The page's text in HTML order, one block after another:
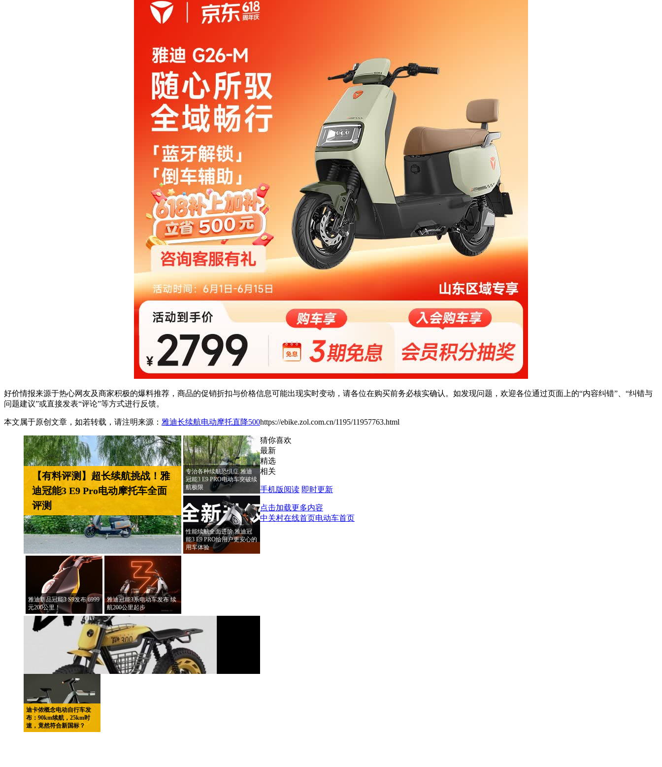
好价情报来源于热心网友及商家积极的爆料推荐，商品的促销折扣与价格信息可能出现实时变动，请各位在购买前务必核实确认。如发现问题，欢迎各位通过页面上的“内容纠错”、“纠错与
问题建议”或直接发表“评论”等方式进行反馈。
本文属于原创文章，如若转载，请注明来源： 雅迪长续航电动摩托直降500https://ebike.zol.com.cn/1195/11957763.html
【有料评测】超长续航挑战！雅
迪冠能3 E9 Pro电动摩托车全面
评测
专治各种续航恐惧症 雅迪
冠能3 E9 PRO电动车突破续
航极限
性能续航全面进阶 雅迪冠
能3 E9 PRO给用户更安心的
用车体验
雅迪新品冠能3 S9发布 6999
元200公里！
雅迪冠能3系电动车发布 续
航200公里起步
迪卡侬概念电动自行车发
布：90km续航，25km时
速，竟然符合新国标？
猜你喜欢
最新
精选
相关
手机版阅读 即时更新
点击加载更多内容
中关村在线首页电动车首页